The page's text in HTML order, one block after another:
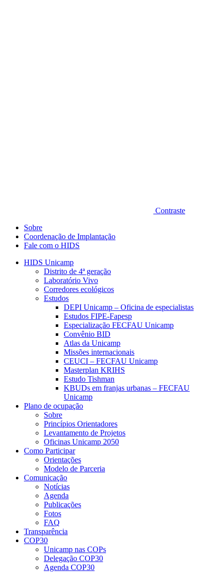
Contraste
Sobre
Coordenação de Implantação
Fale com o HIDS
HIDS Unicamp
Distrito de 4ª geração
Laboratório Vivo
Corredores ecológicos
Estudos
DEPI Unicamp – Oficina de especialistas
Estudos FIPE-Fapesp
Especialização FECFAU Unicamp
Convênio BID
Atlas da Unicamp
Missões internacionais
CEUCI – FECFAU Unicamp
Masterplan KRIHS
Estudo Tishman
KBUDs em franjas urbanas – FECFAU
Unicamp
Plano de ocupação
Sobre
Princípios Orientadores
Levantamento de Projetos
Oficinas Unicamp 2050
Como Participar
Orientações
Modelo de Parceria
Comunicação
Notícias
Agenda
Publicações
Fotos
FAQ
Transparência
COP30
Unicamp nas COPs
Delegação COP30
Agenda COP30